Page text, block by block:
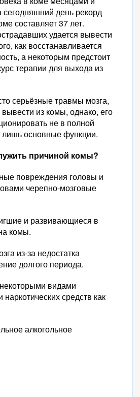
день рекорд
составляет 37 лет.
удается вывести
как восстанавливается
а некоторым предстоит
терапии для выхода из
серьёзные травмы мозга,
из комы, однако, его
не в полной
основные функции.
причиной комы?
повреждения головы и
черепно-мозговые
и развивающиеся в
комы.
из-за недостатка
долгого периода.
видами
средств как
алкогольное